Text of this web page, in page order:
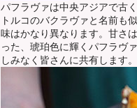
パフラヴァは中央アジアで古
トルコのバクラヴァと名前も
味はかなり異なります。甘さ
った、琥珀色に輝くパフラヴ
しみなく皆さんに共有します。